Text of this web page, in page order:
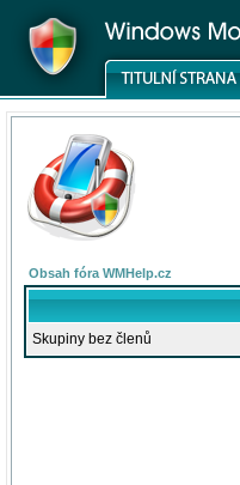
Obsah fóra WMHelp.cz
Skupiny bez členů